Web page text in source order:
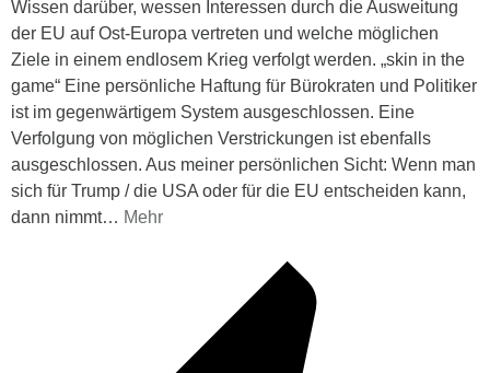
Wissen darüber, wessen Interessen durch die Ausweitung
der EU auf Ost-Europa vertreten und welche möglichen
Ziele in einem endlosem Krieg verfolgt werden. „skin in the
game“ Eine persönliche Haftung für Bürokraten und Politiker
ist im gegenwärtigem System ausgeschlossen. Eine
Verfolgung von möglichen Verstrickungen ist ebenfalls
ausgeschlossen. Aus meiner persönlichen Sicht: Wenn man
sich für Trump / die USA oder für die EU entscheiden kann,
dann nimmt… Mehr